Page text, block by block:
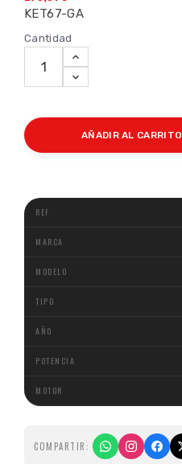
KET67-GA
Cantidad
AÑADIR AL CARRITO
COMPARTIR: